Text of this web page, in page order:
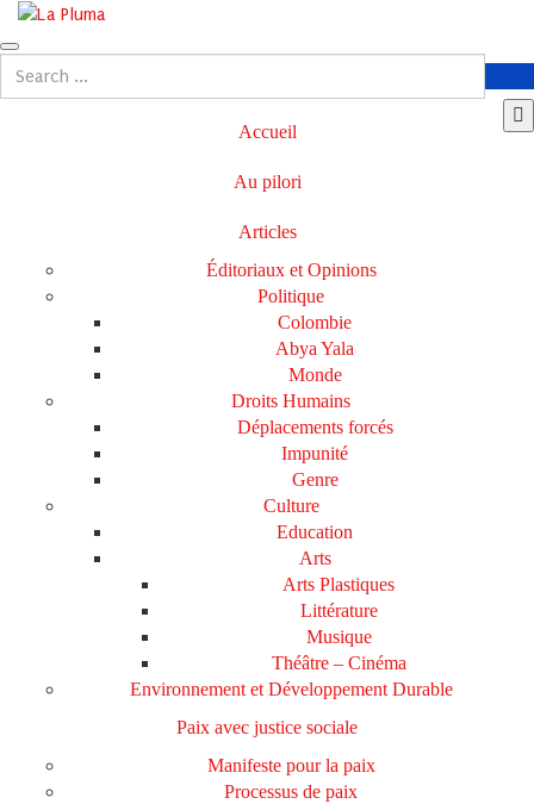
Accueil
Au pilori
Articles
Éditoriaux et Opinions
Politique
Colombie
Abya Yala
Monde
Droits Humains
Déplacements forcés
Impunité
Genre
Culture
Education
Arts
Arts Plastiques
Littérature
Musique
Théâtre – Cinéma
Environnement et Développement Durable
Paix avec justice sociale
Manifeste pour la paix
Processus de paix